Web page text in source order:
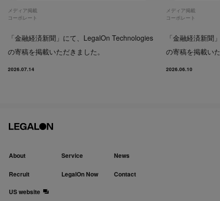
メディア掲載
コーポレート
「金融経済新聞」にて、LegalOn Technologies
の寄稿を掲載いただきました。
2026.07.14
メディア掲載
コーポレート
「金融経済新聞
の寄稿を掲載い
2026.06.10
About Service News
Recruit LegalOn Now
Contact
US website